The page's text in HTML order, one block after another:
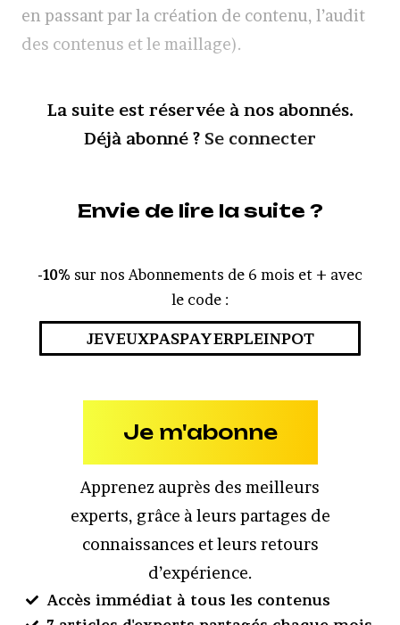
en passant par la création de contenu, l’audit
des contenus et le maillage).
La suite est réservée à nos abonnés.
Déjà abonné ? Se connecter
Envie de lire la suite ?
-10% sur nos Abonnements de 6 mois et + avec
le code :
JEVEUXPASPAYERPLEINPOT
Je m'abonne
Apprenez auprès des meilleurs
experts, grâce à leurs partages de
connaissances et leurs retours
d’expérience.
Accès immédiat à tous les contenus